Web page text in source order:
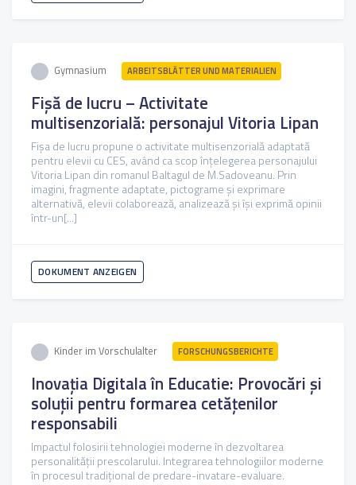
Gymnasium ARBEITSBLÄTTER UND MATERIALIEN
Fișă de lucru – Activitate
multisenzorială: personajul Vitoria Lipan
Fișa de lucru propune o activitate multisenzorială adaptată
pentru elevii cu CES, având ca scop înțelegerea personajului
Vitoria Lipan din romanul Baltagul de M.Sadoveanu. Prin
imagini, fragmente adaptate, pictograme și exprimare
alternativă, elevii colaborează, analizează și își exprimă opinii
într-un[...]
DOKUMENT ANZEIGEN
Kinder im Vorschulalter FORSCHUNGSBERICHTE
Inovația Digitala în Educatie: Provocări și
soluții pentru formarea cetățenilor
responsabili
Impactul folosirii tehnologiei moderne în dezvoltarea
personalității prescolarului. Integrarea tehnologiilor moderne
în procesul tradițional de predare-invatare-evaluare.